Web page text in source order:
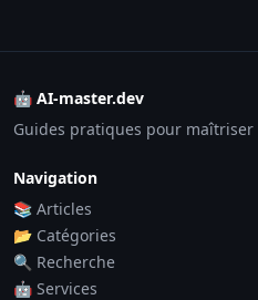
🤖 AI-master.dev
Guides pratiques pour
Navigation
📚 Articles
📂 Catégories
🔍 Recherche
🤖 Services